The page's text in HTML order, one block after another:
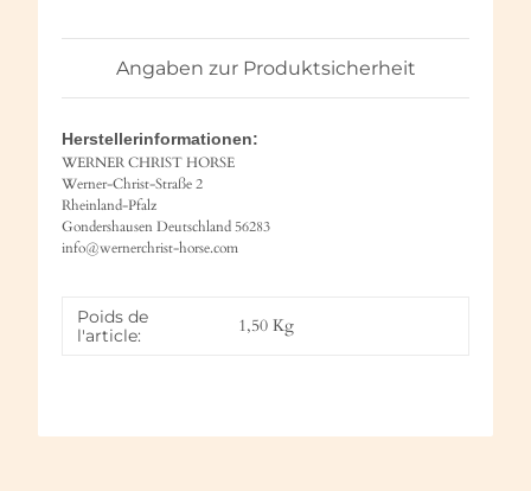
Angaben zur Produktsicherheit
Herstellerinformationen:
WERNER CHRIST HORSE
Werner-Christ-Straße 2
Rheinland-Pfalz
Gondershausen Deutschland 56283
info@wernerchrist-horse.com
Poids de
l'article:
1,50 Kg